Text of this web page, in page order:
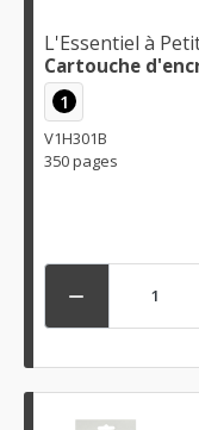
L'Essentiel à
Cartouche
1
V1H301B
350 pages
